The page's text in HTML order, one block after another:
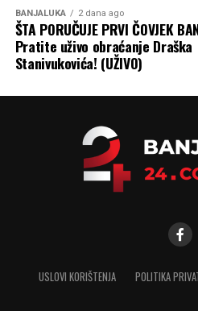
BANJALUKA 2 dana ago
ŠTA PORUČUJE PRVI ČOVJEK
Pratite uživo obraćanje Draška
Stanivukovića! (UŽIVO)
USLOVI KORIŠTENJA POLITIKA